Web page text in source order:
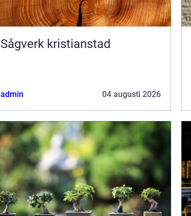
Sågverk kristianstad
admin 04 augusti 2026